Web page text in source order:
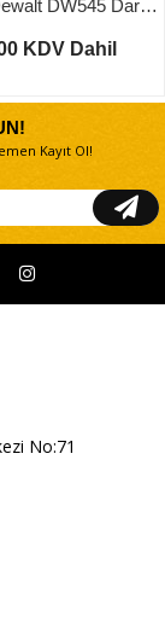
326507-00 Dewalt DW545 Darbe Kolu
KDV Dahil
Kayıt Ol!
No:71